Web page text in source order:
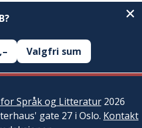
Valgfri sum
Språk og Litteratur2026
gate 27 i Oslo. Kontakt